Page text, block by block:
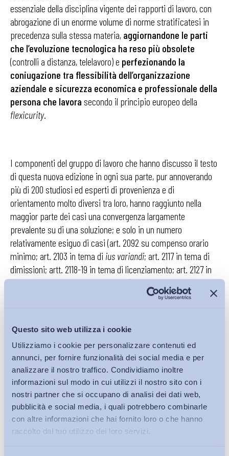
Questo sito web utilizza i cookie
Utilizziamo i cookie per personalizzare contenuti ed
annunci, per fornire funzionalità dei social media e per
analizzare il nostro traffico. Condividiamo inoltre
informazioni sul modo in cui utilizzi il nostro sito con i
nostri partner che si occupano di analisi dei dati web,
pubblicità e social media, i quali potrebbero combinarle
con altre informazioni che hai fornito loro o che hanno
raccolto dal tuo utilizzo dei loro servizi.
essenziale della disciplina vigente dei rapporti di lavoro, con
abrogazione di un enorme volume di norme stratificatesi in
precedenza sulla stessa materia, aggiornandone le parti
che l’evoluzione tecnologica ha reso più obsolete
(controlli a distanza, telelavoro) e perfezionando la
coniugazione tra flessibilità dell’organizzazione
aziendale e sicurezza economica e professionale della
persona che lavora secondo il principio europeo della
flexicurity.
I componenti del gruppo di lavoro che hanno discusso il testo
di questa nuova edizione in ogni sua parte, pur annoverando
più di 200 studiosi ed esperti di provenienza e di
orientamento molto diversi tra loro, hanno raggiunto nella
maggior parte dei casi una convergenza largamente
prevalente su di una soluzione; e solo in un numero
relativamente esiguo di casi (art. 2092 su compenso orario
minimo; art. 2103 in tema di ius variandi; art. 2117 in tema di
dimissioni; artt. 2118-19 in tema di licenziamento; art. 2127 in
tema di somministrazione di lavoro) hanno individuatodue o
tre soluzioni alternative, entrambe compatibili sul
dell’allineamento della nostra legislazione ai migliori modelli
disponibili nel panorama internazionale e comparato. Ulteriori
soluzioni alternative sono, ovviamente, prospettabili su questi
come su altri articoli del Codice; ma il testo che proponiamo
all’esame della comunità scientifica, degli “addetti ai lavori” e
soprattutto del Ministro del lavoro e delle parti sociali mostra
come l’obiettivo della semplificazione – sul quale in linea di
principio tutte le forze politiche e le parti sociali concordano